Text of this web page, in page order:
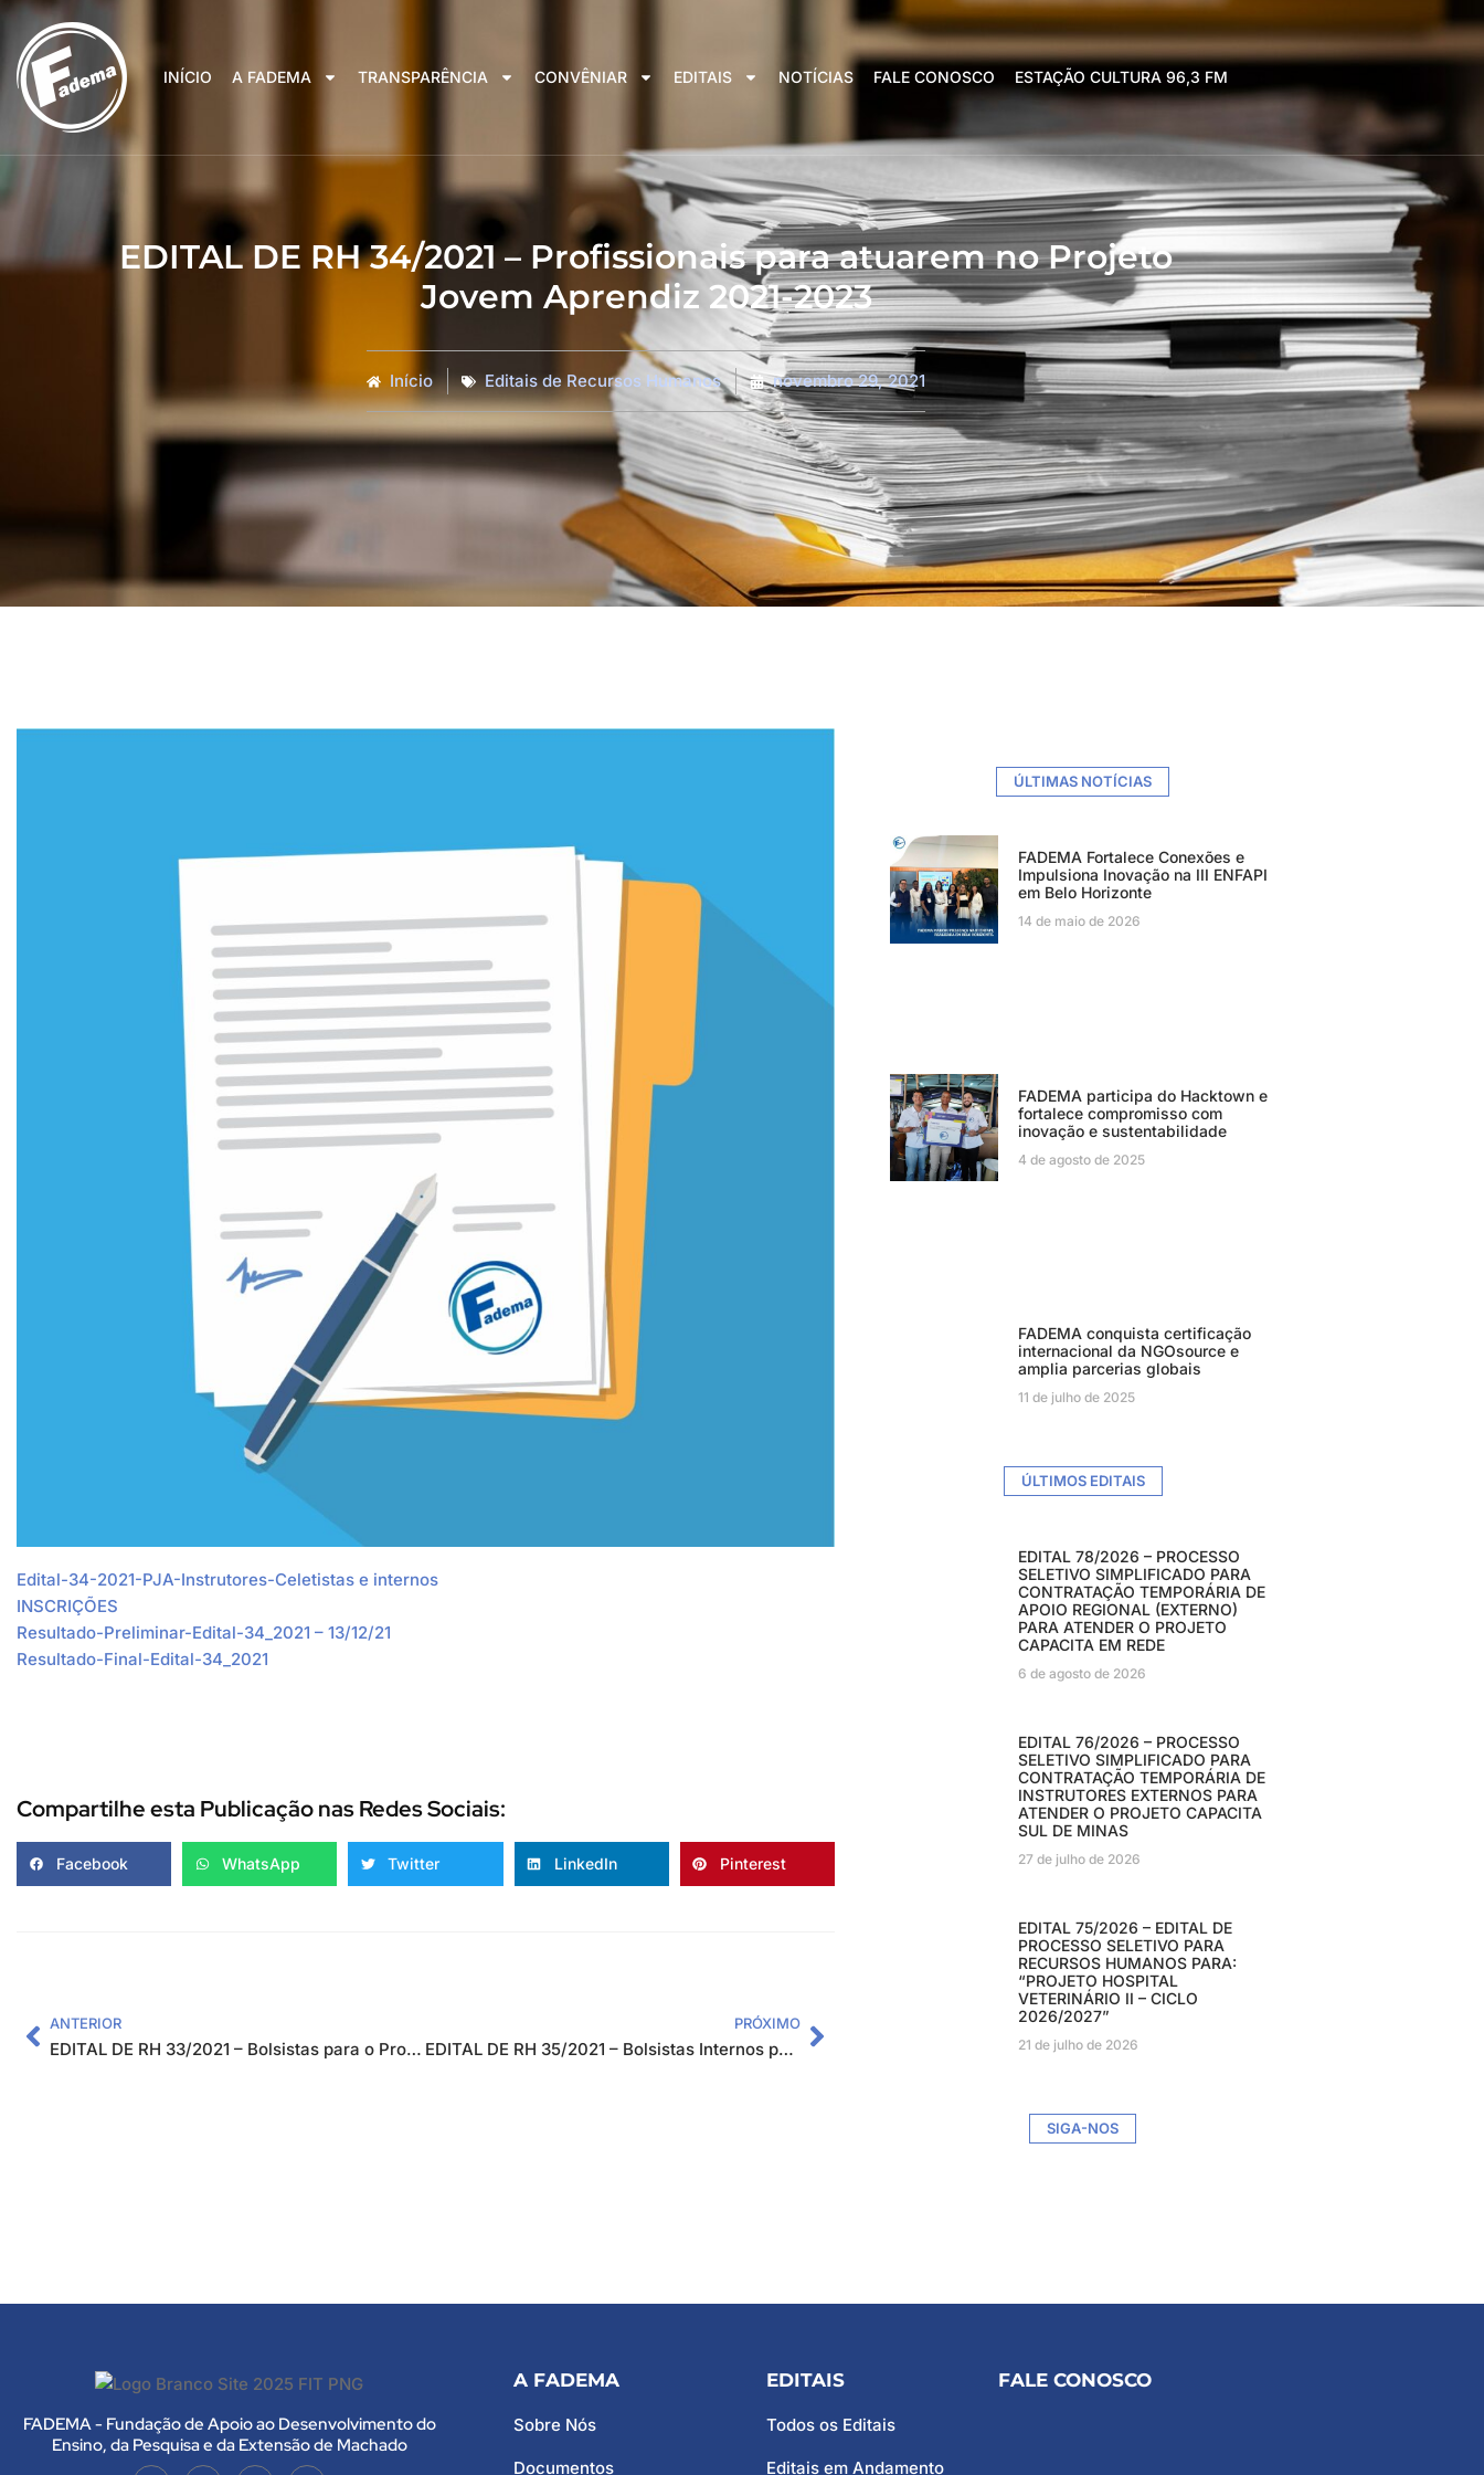
INÍCIO A FADEMA TRANSPARÊNCIA CONVÊNIAR EDITAIS NOTÍCIAS FALE CONOSCO ESTAÇÃO CULTURA 96,3 FM
EDITAL DE RH 34/2021 – Profissionais para atuarem no Projeto
Jovem Aprendiz 2021-2023
Início Editais de Recursos Humanos novembro 29, 2021
Edital-34-2021-PJA-Instrutores-Celetistas e internos
INSCRIÇÕES
Resultado-Preliminar-Edital-34_2021 – 13/12/21
Resultado-Final-Edital-34_2021
Compartilhe esta Publicação nas Redes Sociais:
Facebook WhatsApp Twitter LinkedIn Pinterest
ANTERIOR
EDITAL DE RH 33/2021 – Bolsistas para o Projeto Análise de Solos e Foliar para a Cidade de Machado e Região
PRÓXIMO
EDITAL DE RH 35/2021 – Bolsistas Internos para Atuarem no Projeto Jovem Aprendiz 2021-2023
ÚLTIMAS NOTÍCIAS
FADEMA Fortalece Conexões e
Impulsiona Inovação na III ENFAPI
em Belo Horizonte
14 de maio de 2026
FADEMA participa do Hacktown e
fortalece compromisso com
inovação e sustentabilidade
4 de agosto de 2025
FADEMA conquista certificação
internacional da NGOsource e
amplia parcerias globais
11 de julho de 2025
ÚLTIMOS EDITAIS
EDITAL 78/2026 – PROCESSO
SELETIVO SIMPLIFICADO PARA
CONTRATAÇÃO TEMPORÁRIA DE
APOIO REGIONAL (EXTERNO)
PARA ATENDER O PROJETO
CAPACITA EM REDE
6 de agosto de 2026
EDITAL 76/2026 – PROCESSO
SELETIVO SIMPLIFICADO PARA
CONTRATAÇÃO TEMPORÁRIA DE
INSTRUTORES EXTERNOS PARA
ATENDER O PROJETO CAPACITA
SUL DE MINAS
27 de julho de 2026
EDITAL 75/2026 – EDITAL DE
PROCESSO SELETIVO PARA
RECURSOS HUMANOS PARA:
“PROJETO HOSPITAL
VETERINÁRIO II – CICLO
2026/2027”
21 de julho de 2026
SIGA-NOS
FADEMA - Fundação de Apoio ao Desenvolvimento do
Ensino, da Pesquisa e da Extensão de Machado
A FADEMA
Sobre Nós
Documentos
EDITAIS
Todos os Editais
Editais em Andamento
FALE CONOSCO